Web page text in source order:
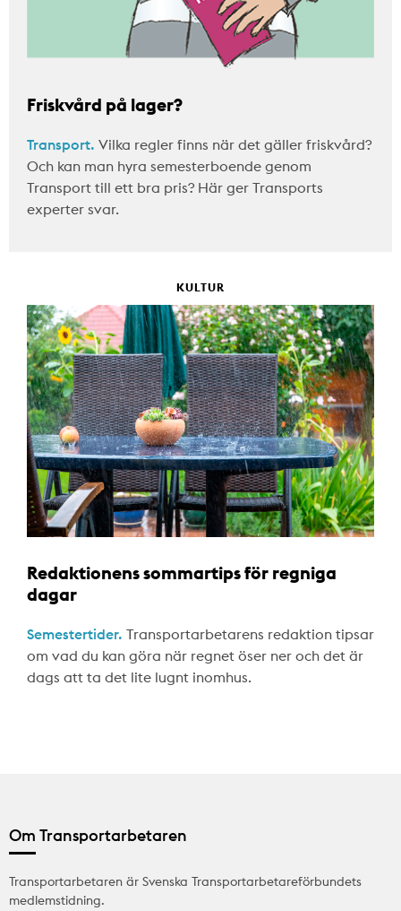
Friskvård på lager?
Transport. Vilka regler finns när det gäller friskvård?
Och kan man hyra semesterboende genom
Transport till ett bra pris? Här ger Transports
experter svar.
KULTUR
Redaktionens sommartips för regniga
dagar
Semestertider. Transportarbetarens redaktion tipsar
om vad du kan göra när regnet öser ner och det är
dags att ta det lite lugnt inomhus.
Om Transportarbetaren
Transportarbetaren är Svenska Transportarbetareförbundets
medlemstidning.